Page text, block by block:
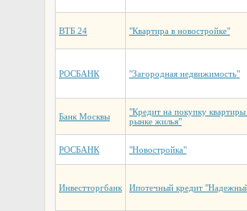
ВТБ 24 "Квартира в новостройке"
РОСБАНК "Загородная недвижимость"
Банк Москвы
"Кредит на покупку
рынке жилья"
РОСБАНК "Новостройка"
Инвестторгбанк Ипотечный кредит